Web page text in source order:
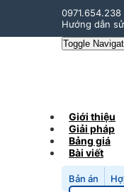
0971.654.238
Hướng dẫn
Toggle
Giới thiệu
Giải pháp
Bảng giá
Bài viết
Bản án